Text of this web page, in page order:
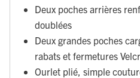
Deux poches arrières
doublées
Deux grandes poches
rabats et fermetures
Ourlet plié, simple